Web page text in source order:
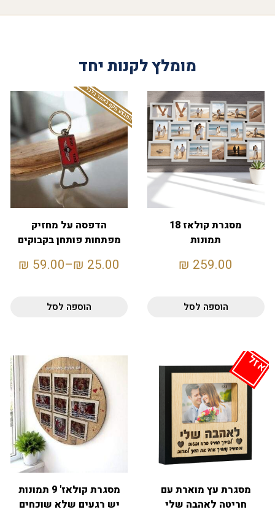
מומלץ לקנות יחד
מסגרת קולאז 18
תמונות
259.00
₪
הוספה לסל
המבצע תקף באתר בלבד
הדפסה על מחזיק
מפתחות פותחן בקבוקים
25.00
₪
–
59.00
₪
הוספה לסל
אזל
מסגרת עץ מוארת עם
חריטה לאהבה שלי
מסגרת קולאז' 9 תמונות
יש רגעים שלא שוכחים